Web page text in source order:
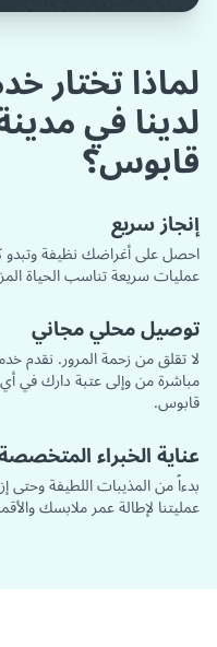
لماذا تختار
لدينا في
قابوس؟
إنجاز سريع
احصل على أغراضك نظيفة
عمليات سريعة تناسب الحياة
توصيل محلي مجاني
لا تقلق من زحمة المرور. نقدم
مباشرة من وإلى عتبة دارك في
قابوس.
عناية الخبراء
بدءاً من المذيبات اللطيفة وحتى
عمليتنا لإطالة عمر ملابسك